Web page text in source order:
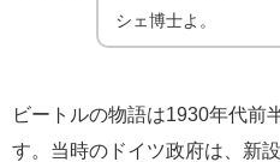
シェ博士よ。
ビートルの物語は1930年代前
す。当時のドイツ政府は、新